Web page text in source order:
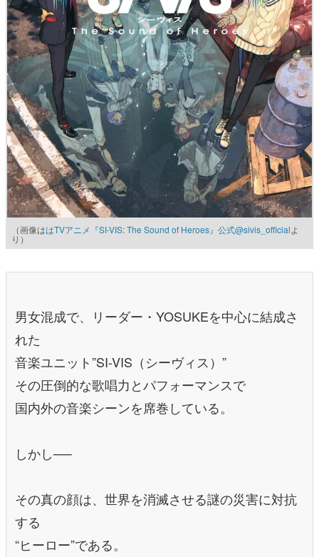
（画像ははTVアニメ『SI-VIS: The Sound of Heroes』公式@sivis_officialよ
り）
男女混成で、リーダー・YOSUKEを中心に結成さ
れた
音楽ユニット”SI-VIS（シーヴィス）”
その圧倒的な歌唱力とパフォーマンスで
国内外の音楽シーンを席巻している。
しかし──
その真の顔は、世界を消滅させる謎の災害に対抗
する
“ヒーロー”である。